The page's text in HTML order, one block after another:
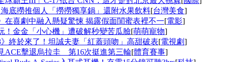
海底撈推個人「撈撈獨享鍋」還附水果飲料[台灣美食]
在喜劇中融入懸疑驚悚 揭露假面閨蜜表裡不一[電影]
！金金「小心機」遭破解秒變苦瓜臉[萌萌寵物]
》終於來了！坦誠夫妻「紅蓋頭吻」高甜破表[電視劇]
ACE擊退烏拉圭 第16次挺進第三輪[體育賽事]